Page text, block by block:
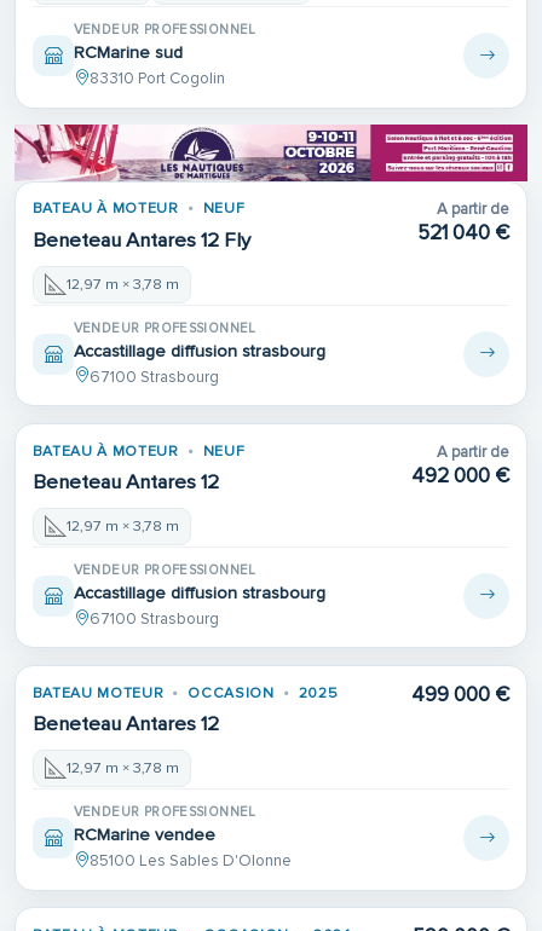
VENDEUR PROFESSIONNEL
RCMarine sud
83310 Port Cogolin
BATEAU À MOTEUR NEUF
Beneteau Antares 12 Fly
A partir de
521 040 €
12,97 m × 3,78 m
VENDEUR PROFESSIONNEL
Accastillage diffusion strasbourg
67100 Strasbourg
BATEAU À MOTEUR NEUF
Beneteau Antares 12
A partir de
492 000 €
12,97 m × 3,78 m
VENDEUR PROFESSIONNEL
Accastillage diffusion strasbourg
67100 Strasbourg
BATEAU MOTEUR OCCASION 2025
Beneteau Antares 12
499 000 €
12,97 m × 3,78 m
VENDEUR PROFESSIONNEL
RCMarine vendee
85100 Les Sables D'Olonne